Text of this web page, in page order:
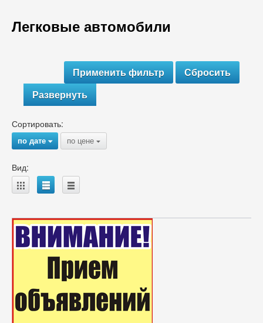
Легковые автомобили
Развернуть
Сортировать:
по дате{ по цене {
Вид:
A B C